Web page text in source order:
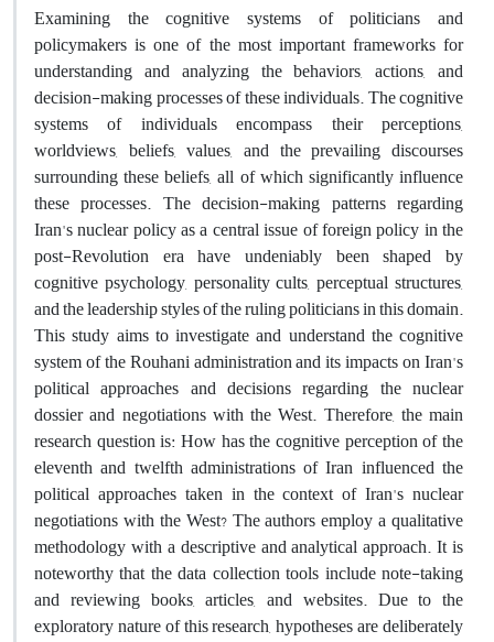
Examining the cognitive systems of politicians and
policymakers is one of the most important frameworks for
understanding and analyzing the behaviors, actions, and
decision-making processes of these individuals. The cognitive
systems of individuals encompass their perceptions,
worldviews, beliefs, values, and the prevailing discourses
surrounding these beliefs, all of which significantly influence
these processes. The decision-making patterns regarding
Iran's nuclear policy as a central issue of foreign policy in the
post-Revolution era have undeniably been shaped by
cognitive psychology, personality cults, perceptual structures,
and the leadership styles of the ruling politicians in this domain.
This study aims to investigate and understand the cognitive
system of the Rouhani administration and its impacts on Iran's
political approaches and decisions regarding the nuclear
dossier and negotiations with the West. Therefore, the main
research question is: How has the cognitive perception of the
eleventh and twelfth administrations of Iran influenced the
political approaches taken in the context of Iran's nuclear
negotiations with the West? The authors employ a qualitative
methodology with a descriptive and analytical approach. It is
noteworthy that the data collection tools include note-taking
and reviewing books, articles, and websites. Due to the
exploratory nature of this research, hypotheses are deliberately